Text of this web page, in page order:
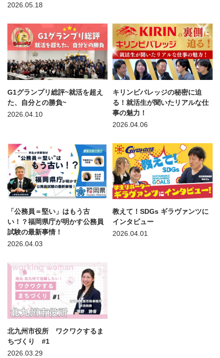
2026.05.18
G1グランプリ総評~就活を超え
た、自分との勝負~
2026.04.10
キリンビバレッジの秘密に迫
る！就活生が聞いたリアルな仕
事の魅力！
2026.04.06
「公務員＝堅い」はもう古
い！？福岡県庁が明かす公務員
試験の最新事情！
2026.04.03
教えて！SDGs ギラヴァンツに
インタビュー
2026.04.01
北九州市役所 ワクワクするま
ちづくり #1
2026.03.29